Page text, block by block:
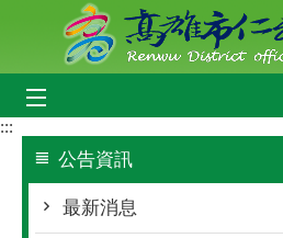
跳到主要內容區塊
:::
公告資訊
最新消息